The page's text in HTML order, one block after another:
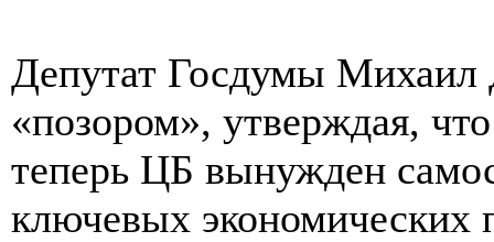
Депутат Госдумы Михаил
«позором», утверждая,
теперь ЦБ вынужден
ключевых экономических